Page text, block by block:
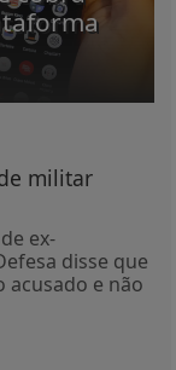
militar
ex-
disse que
acusado e não